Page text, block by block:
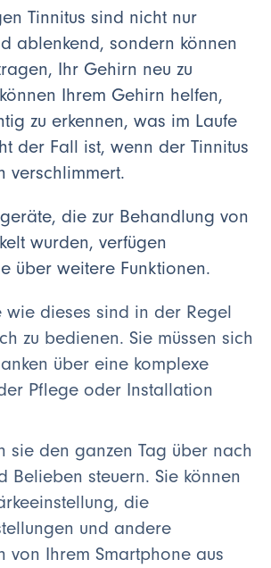
Tinnitus sind nicht nur
ablenkend, sondern können
Ihr Gehirn neu zu
Ihrem Gehirn helfen,
zu erkennen, was im Laufe
der Fall ist, wenn der Tinnitus
verschlimmert.
die zur Behandlung von
wurden, verfügen
über weitere Funktionen.
wie dieses sind in der Regel
zu bedienen. Sie müssen sich
über eine komplexe
Pflege oder Installation
sie den ganzen Tag über nach
Belieben steuern. Sie können
die
und andere
von Ihrem Smartphone aus